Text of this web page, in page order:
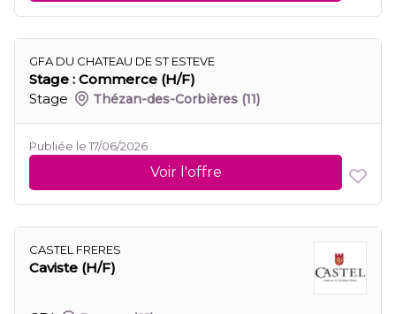
GFA DU CHATEAU DE ST ESTEVE
Stage : Commerce (H/F)
Stage
Thézan-des-Corbières (11)
Publiée le 17/06/2026
Voir l'offre
CASTEL FRERES
Caviste (H/F)